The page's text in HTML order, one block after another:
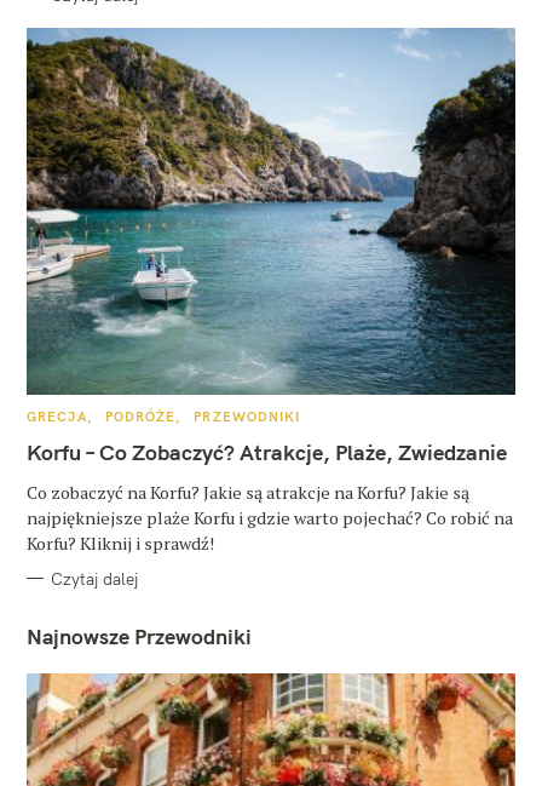
K
T
E
O
R
I
GRECJA PODRÓŻE PRZEWODNIKI
Korfu – Co Zobaczyć? Atrakcje, Plaże, Zwiedzanie
Co zobaczyć na Korfu? Jakie są atrakcje na Korfu? Jakie są
najpiękniejsze plaże Korfu i gdzie warto pojechać? Co robić na
Korfu? Kliknij i sprawdź!
Czytaj dalej
Najnowsze Przewodniki